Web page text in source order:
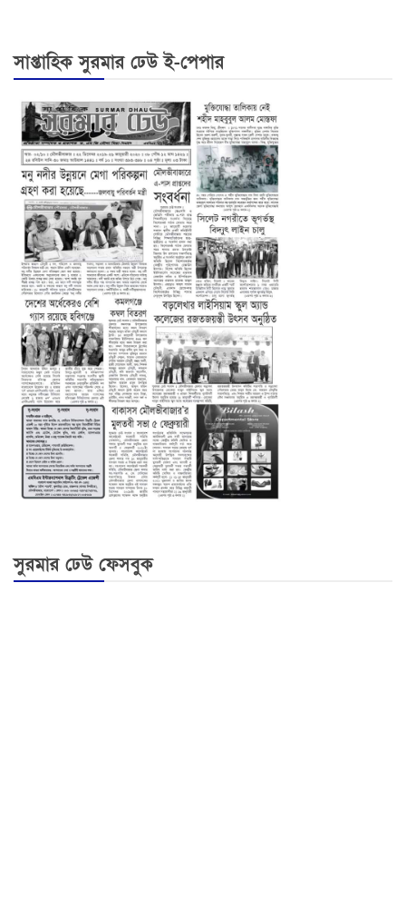
সাপ্তাহিক সুরমার ঢেউ ই-পেপার
সুরমার ঢেউ ফেসবুক